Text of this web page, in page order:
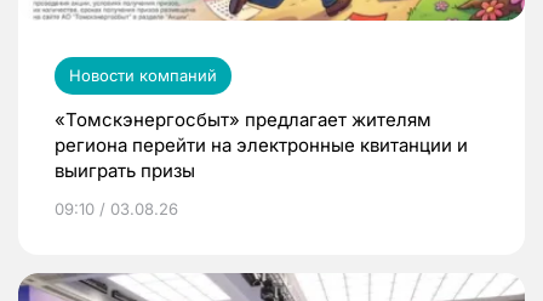
Новости компаний
«Томскэнергосбыт» предлагает жителям
региона перейти на электронные квитанции и
выиграть призы
09:10 / 03.08.26